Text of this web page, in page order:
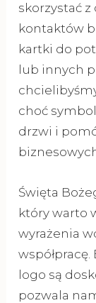
skorzystać
kontaktów
kartki do
lub innych
choć
drzwi i
Święta
który warto
wyrażenia
logo są
pozwala